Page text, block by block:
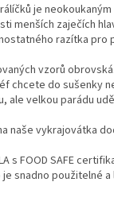
je
menších zaječích
razítka pro
vzorů
chcete do sušenky
ale velkou parádu
naše vykrajovátka
s FOOD SAFE
snadno použitelné